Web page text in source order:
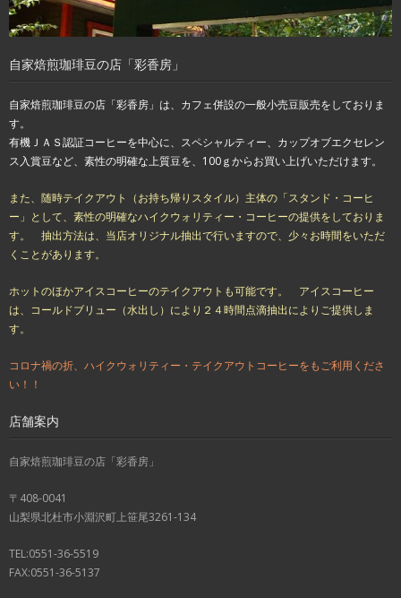
自家焙煎珈琲豆の店「彩香房」
自家焙煎珈琲豆の店「彩香房」は、カフェ併設の一般小売豆販売をしておりま
す。
有機ＪＡＳ認証コーヒーを中心に、スペシャルティー、カップオブエクセレン
ス入賞豆など、素性の明確な上質豆を、100ｇからお買い上げいただけます。
また、随時テイクアウト（お持ち帰りスタイル）主体の「スタンド・コーヒ
ー」として、素性の明確なハイクウォリティー・コーヒーの提供をしておりま
す。 抽出方法は、当店オリジナル抽出で行いますので、少々お時間をいただ
くことがあります。
ホットのほかアイスコーヒーのテイクアウトも可能です。 アイスコーヒー
は、コールドブリュー（水出し）により２４時間点滴抽出によりご提供しま
す。
コロナ禍の折、ハイクウォリティー・テイクアウトコーヒーをもご利用くださ
い！！
店舗案内
自家焙煎珈琲豆の店「彩香房」
〒408-0041
山梨県北杜市小淵沢町上笹尾3261-134
TEL:0551-36-5519
FAX:0551-36-5137